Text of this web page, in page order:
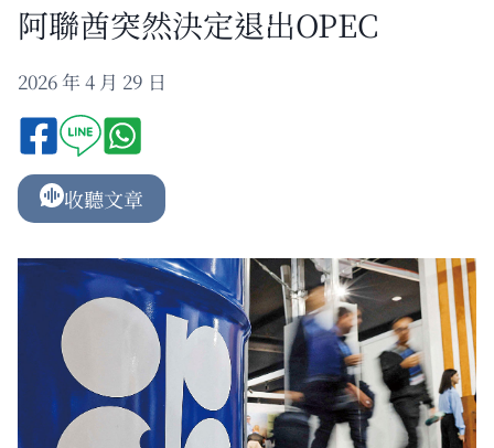
阿聯酋突然決定退出OPEC
2026 年 4 月 29 日
收聽文章